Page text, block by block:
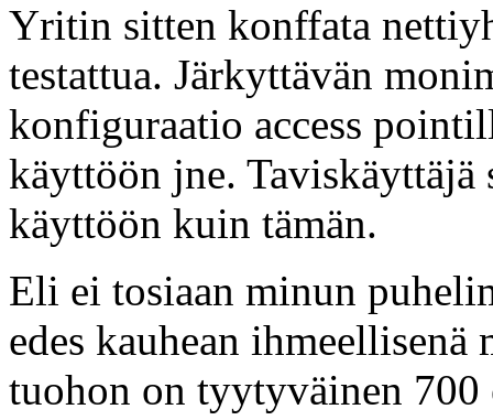
Yritin sitten konffata
testattua. Järkyttävän
konfiguraatio access
käyttöön jne.
käyttöön kuin tämän.
Eli ei tosiaan minun
edes kauhean
tuohon on tyytyväinen 700